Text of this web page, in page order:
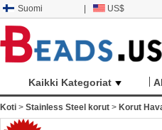
Suomi US$
Kaikki Kategoriat
Koti > Stainless Steel korut > Korut